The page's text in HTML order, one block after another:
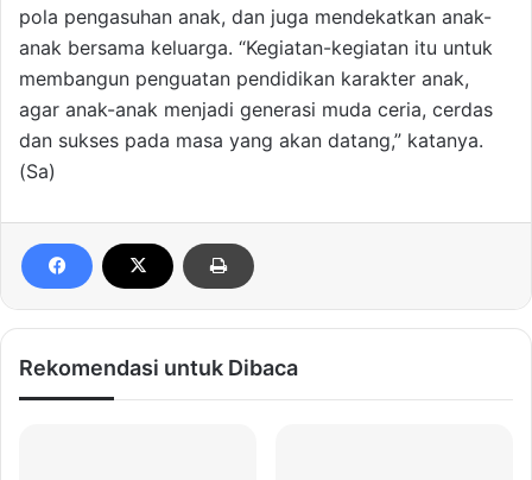
pola pengasuhan anak, dan juga mendekatkan anak-
anak bersama keluarga. “Kegiatan-kegiatan itu untuk
membangun penguatan pendidikan karakter anak,
agar anak-anak menjadi generasi muda ceria, cerdas
dan sukses pada masa yang akan datang,” katanya.
(Sa)
Rekomendasi untuk Dibaca